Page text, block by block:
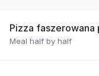
Pizza faszerowana
Meal half by half